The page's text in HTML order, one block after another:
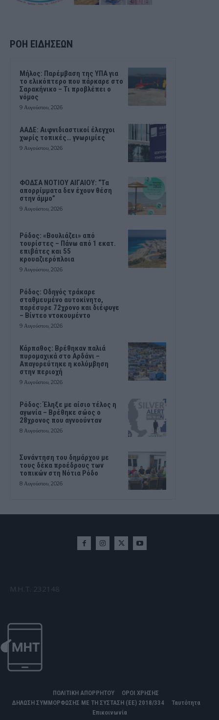
ΡΟΗ ΕΙΔΗΣΕΩΝ
Μήλος: Παρέμβαση της ΥΠΑ για
το ελικόπτερο που πάρκαρε στο
Σαρακήνικο – Τι προβλέπει ο
νόμος
9 Αυγούστου, 2026
ΑΑΔΕ: Αιφνιδιαστικοί έλεγχοι
χωρίς τοπικές… γνωριμίες
9 Αυγούστου, 2026
ΦΟΔΣΑ ΝΟΤΙΟΥ ΑΙΓΑΙΟΥ: “Τα
απορρίμματα δεν έχουν θέση
στην άμμο”
9 Αυγούστου, 2026
Ρόδος: «Βουλιάζει» από
τουρίστες – Πάνω από 1 εκατ.
επιβάτες και 55
κρουαζιερόπλοια
9 Αυγούστου, 2026
Ρόδος: Οδηγός τράκαρε
σταθμευμένο αυτοκίνητο,
παρέσυρε 72χρονο και διέφυγε
– Βίντεο ντοκουμέντο
9 Αυγούστου, 2026
Κάρπαθος: Βρέθηκαν παλιά
πυρομαχικά στο Αρδάνι –
Απαγορεύτηκε η κολύμβηση
στην περιοχή
9 Αυγούστου, 2026
Ρόδος: Έληξε με αίσιο τέλος η
αγωνία – Βρέθηκε σώος ο
28χρονος που αγνοούνταν
8 Αυγούστου, 2026
Συνάντηση του δημάρχου με
τους δέκα προέδρους των
τοπικών στη Νότια Ρόδο
8 Αυγούστου, 2026
Μ.Η.Τ. 232148
ΠΟΛΙΤΙΚΗ ΑΠΟΡΡΗΤΟΥ
ΟΡΟΙ ΧΡΗΣΗΣ
ΔΗΛΩΣΗ ΣΥΜΜΟΡΦΩΣΗΣ ΜΕ ΤΗ ΣΥΣΤΑΣΗ (ΕΕ) 2018/334
Ταυτότητα
Επικοινωνία